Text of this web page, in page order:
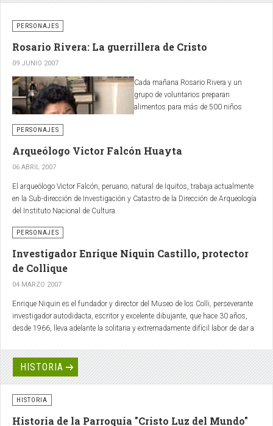
PERSONAJES
Rosario Rivera: La guerrillera de Cristo
09 JUNIO 2007
Cada mañana Rosario Rivera y un
grupo de voluntarios preparan
alimentos para más de 500 niños
esta mujer cambiaría sus armas de
PERSONAJES
Arqueólogo Victor Falcón Huayta
06 ABRIL 2007
El arqueólogo Victor Falcón, peruano, natural de Iquitos, trabaja actualmente
en la Sub-dirección de Investigación y Catastro de la Dirección de Arqueología
del Instituto Nacional de Cultura.
PERSONAJES
Investigador Enrique Niquin Castillo, protector
de Collique
04 MARZO 2007
Enrique Niquin es el fundador y director del Museo de los Colli, perseverante
investigador autodidacta, escritor y excelente dibujante, que hace 30 años,
desde 1966, lleva adelante la solitaria y extremadamente difícil labor de dar a
HISTORIA
HISTORIA
Historia de la Parroquia "Cristo Luz del Mundo"